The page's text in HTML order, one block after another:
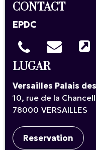
CONTACT
EPDC
LUGAR
Versailles Palais
10, rue de la
78000 VERSAILLES
Reservation